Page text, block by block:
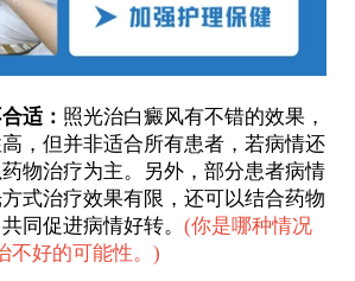
适： 照光治白癜风有不错的效果，
，但并非适合所有患者，若病情还
物治疗为主。另外，部分患者病情
式治疗效果有限，还可以结合药物
同促进病情好转。 (你是哪种情况
好的可能性。 )